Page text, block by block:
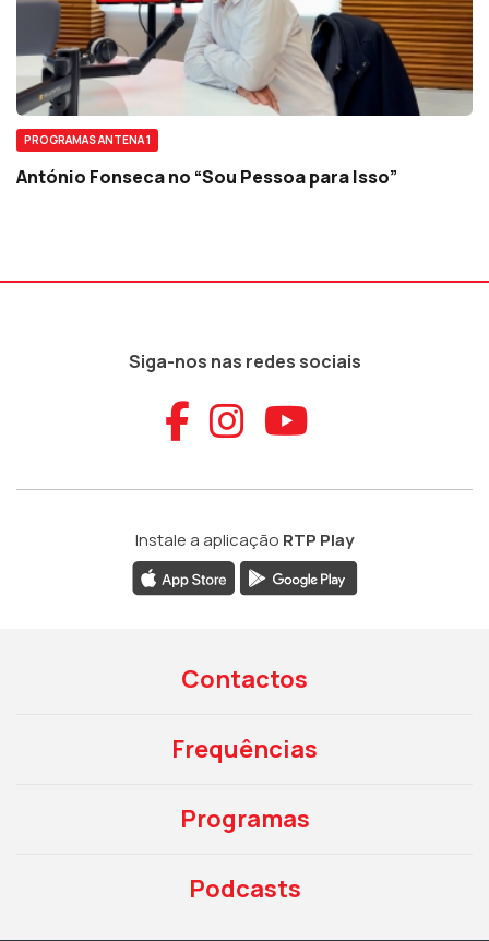
PROGRAMAS ANTENA 1
António Fonseca no “Sou Pessoa para Isso”
Siga-nos nas redes sociais
Aceder ao
Aceder ao
Aceder
Instale a aplicação RTP Play
Contactos
Frequências
Programas
Podcasts